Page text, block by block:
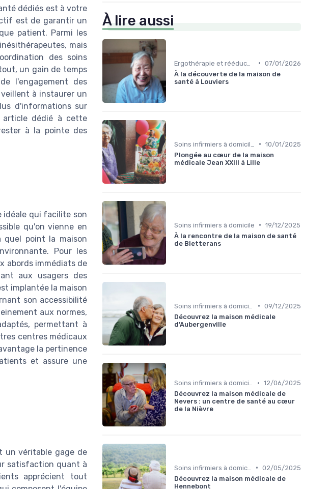
dédiés est à votre
est de garantir un
patient. Parmi les
mais
des soins
un gain de temps
l'engagement des
à instaurer un
d'informations sur
article dédié à cette
à la pointe des
idéale qui facilite son
qu'on vienne en
quel point la maison
Pour les
abords immédiats de
aux usagers des
implantée la maison
son accessibilité
aux normes,
permettant à
centres médicaux
la pertinence
et assure une
un véritable gage de
satisfaction quant à
apprécient tout
À lire aussi
• 07/01/2026
À la découverte de la maison de
santé à Louviers
• 10/01/2025
Plongée au cœur de la maison
médicale Jean XXIII à Lille
Soins infirmiers à domicile • 19/12/2025
À la rencontre de la maison de santé
de Bletterans
• 09/12/2025
Découvrez la maison médicale
d'Aubergenville
Soins infirmiers à domicile • 12/06/2025
Découvrez la maison médicale de
Nevers : un centre de santé au cœur
de la Nièvre
• 02/05/2025
Découvrez la maison médicale de
Hennebont